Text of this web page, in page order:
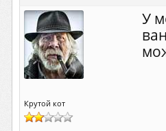
Крутой кот
У